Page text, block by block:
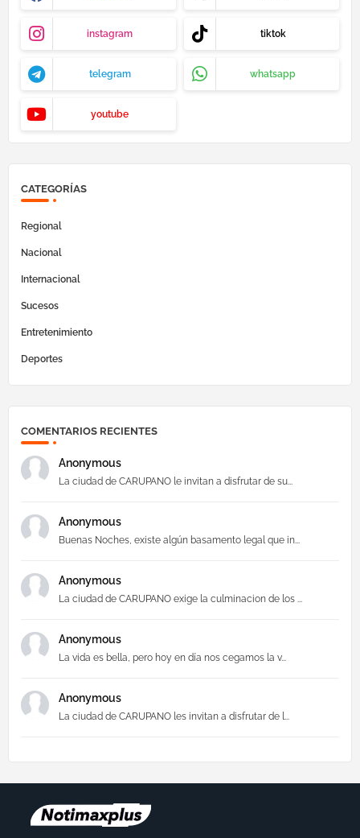
instagram tiktok
telegram whatsapp
youtube
CATEGORÍAS
Regional
Nacional
Internacional
Sucesos
Entretenimiento
Deportes
COMENTARIOS RECIENTES
Anonymous
La ciudad de CARUPANO le invitan a disfrutar de su...
Anonymous
Buenas Noches, existe algún basamento legal que in...
Anonymous
La ciudad de CARUPANO exige la culminacion de los ...
Anonymous
La vida es bella, pero hoy en día nos cegamos la v...
Anonymous
La ciudad de CARUPANO les invitan a disfrutar de l...